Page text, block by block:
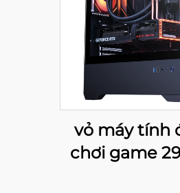
vỏ máy tính
chơi game